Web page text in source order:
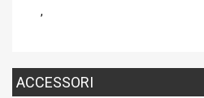
,
ACCESSORI